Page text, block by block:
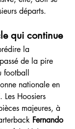
départs.
qui continue
la
de la pire
football
nationale en
. Les Hoosiers
majeures, à
Fernando